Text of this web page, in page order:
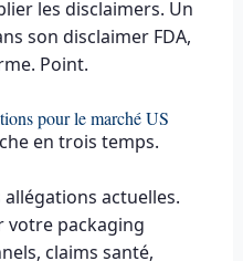
les disclaimers. Un
son disclaimer FDA,
Point.
pour le marché US
en trois temps.
actuelles.
votre packaging
claims santé,